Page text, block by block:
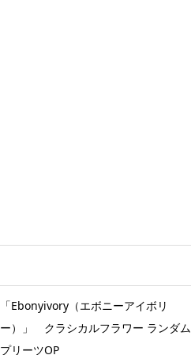
「Ebonyivory（エボニーアイボリ
ー）」 クラシカルフラワー ランダム
プリーツOP